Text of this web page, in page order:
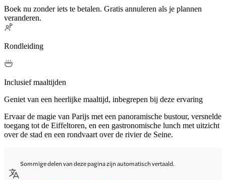
Boek nu zonder iets te betalen. Gratis annuleren als je plannen
veranderen.
Rondleiding
Inclusief maaltijden
Geniet van een heerlijke maaltijd, inbegrepen bij deze ervaring
Ervaar de magie van Parijs met een panoramische bustour, versnelde
toegang tot de Eiffeltoren, en een gastronomische lunch met uitzicht
over de stad en een rondvaart over de rivier de Seine.
Sommige delen van deze pagina zijn automatisch vertaald.